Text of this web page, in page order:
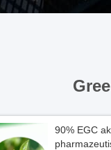
90% EGC